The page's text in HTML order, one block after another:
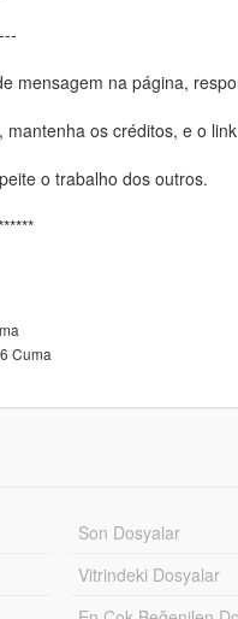
mensagem na página,
os créditos, e o
o trabalho dos outros.
Cuma
Son Dosyalar
Vitrindeki Dosyalar